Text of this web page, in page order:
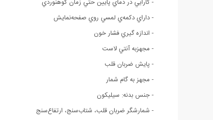
- کارايي در دماي پايين حتي زمان کوهنوردي
- داراي دکمه‌ي لمسي روي صفحه‌نمايش
- اندازه گيري فشار خون
- مجهزبه آنتي لاست
- پايش ضربان قلب
- مجهز به گام شمار
- جنس بدنه: سیلیکون
- شمارشگر ضربان قلب، شتاب‌سنج، ارتفاع‌سنج